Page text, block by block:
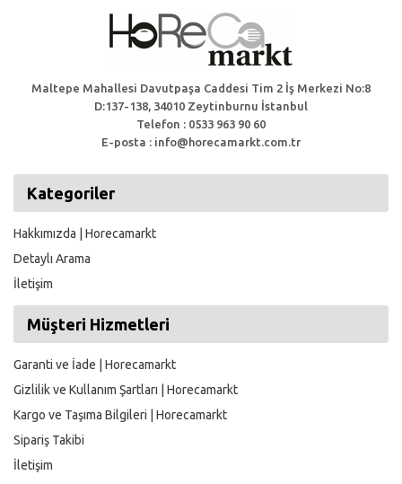
Maltepe Mahallesi Davutpaşa Caddesi Tim 2 İş Merkezi No:8
D:137-138, 34010 Zeytinburnu İstanbul
Telefon : 0533 963 90 60
E-posta : info@horecamarkt.com.tr
Kategoriler
Hakkımızda | Horecamarkt
Detaylı Arama
İletişim
Müşteri Hizmetleri
Garanti ve İade | Horecamarkt
Gizlilik ve Kullanım Şartları | Horecamarkt
Kargo ve Taşıma Bilgileri | Horecamarkt
Sipariş Takibi
İletişim